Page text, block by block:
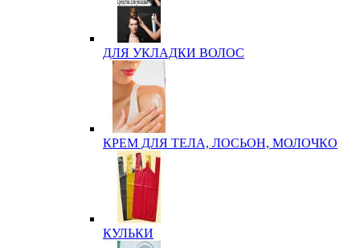
ДЛЯ УКЛАДКИ ВОЛОС
КРЕМ ДЛЯ ТЕЛА, ЛОСЬОН, МОЛОЧКО
КУЛЬКИ